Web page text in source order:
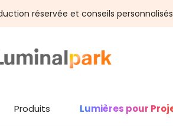
réservée et conseils personnalisés
Produits Lumières pour